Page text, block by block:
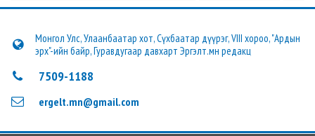
Монгол Улс, Улаанбаатар хот, Сүхбаатар дүүрэг, VIII хороо, "Ардын
эрх"-ийн байр, Гуравдугаар давхарт Эргэлт.мн редакц
7509-1188
ergelt.mn@gmail.com